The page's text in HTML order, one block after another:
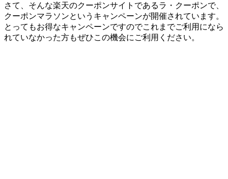
さて、そんな楽天のクーポンサイトであるラ・クーポンで、
クーポンマラソンというキャンペーンが開催されています。
とってもお得なキャンペーンですのでこれまでご利用になら
れていなかった方もぜひこの機会にご利用ください。